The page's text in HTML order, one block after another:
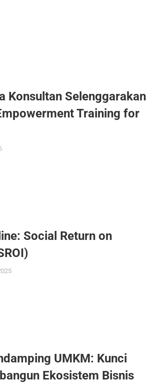
Konsultan Selenggarakan
Training for
Social Return on
UMKM: Kunci
Ekosistem Bisnis